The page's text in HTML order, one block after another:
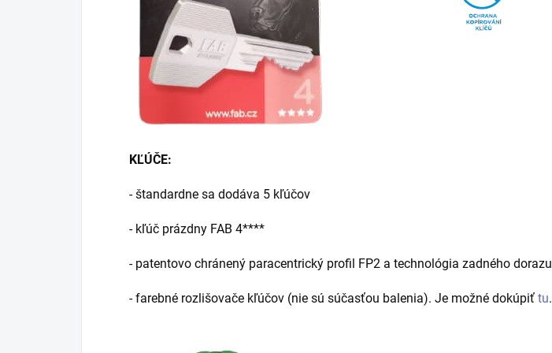
KĽÚČE:
- štandardne sa dodáva 5 kľúčov
- kľúč prázdny FAB 4****
- patentovo chránený paracentrický profil FP2 a technológia zadného dorazu
- farebné rozlišovače kľúčov (nie sú súčasťou balenia). Je možné dokúpiť tu.